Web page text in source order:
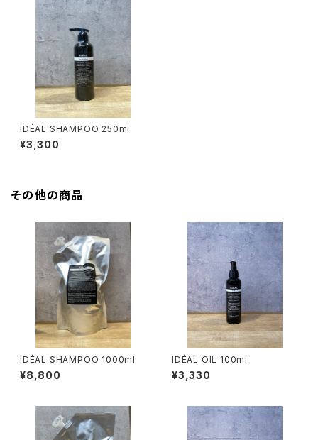
IDÉAL SHAMPOO 250ml
¥3,300
その他の商品
IDÉAL SHAMPOO 1000ml
¥8,800
IDÉAL OIL 100ml
¥3,330